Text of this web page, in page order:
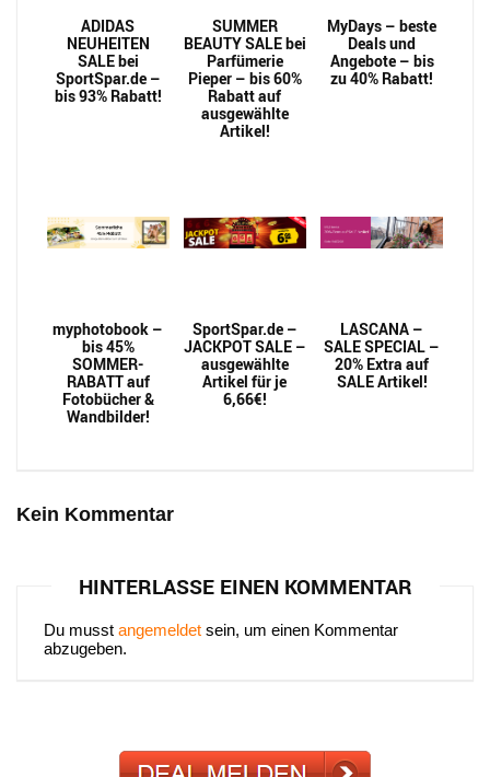
ADIDAS
NEUHEITEN
SALE bei
SportSpar.de –
bis 93% Rabatt!
SUMMER
BEAUTY SALE bei
Parfümerie
Pieper – bis 60%
Rabatt auf
ausgewählte
Artikel!
MyDays – beste
Deals und
Angebote – bis
zu 40% Rabatt!
myphotobook –
bis 45%
SOMMER-
RABATT auf
Fotobücher &
Wandbilder!
SportSpar.de –
JACKPOT SALE –
ausgewählte
Artikel für je
6,66€!
LASCANA –
SALE SPECIAL –
20% Extra auf
SALE Artikel!
Kein Kommentar
HINTERLASSE EINEN KOMMENTAR
Du musst angemeldet sein, um einen Kommentar
abzugeben.